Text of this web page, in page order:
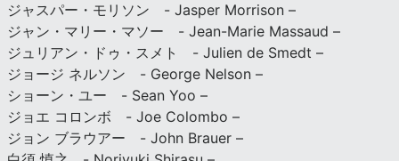
ジャスパー・モリソン - Jasper Morrison –
ジャン・マリー・マソー - Jean-Marie Massaud –
ジュリアン・ドゥ・スメト - Julien de Smedt –
ジョージ ネルソン - George Nelson –
ショーン・ユー - Sean Yoo –
ジョエ コロンボ - Joe Colombo –
ジョン ブラウアー - John Brauer –